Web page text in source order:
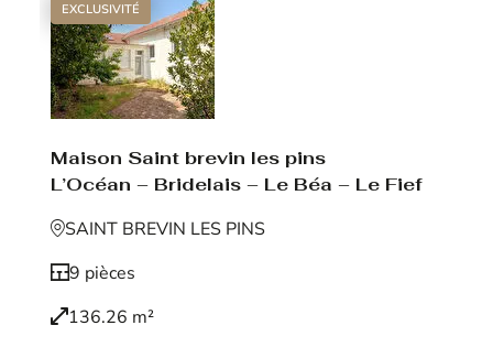
EXCLUSIVITÉ
Maison Saint brevin les pins
L’Océan – Bridelais – Le Béa – Le Fief
SAINT BREVIN LES PINS
9 pièces
136.26 m²